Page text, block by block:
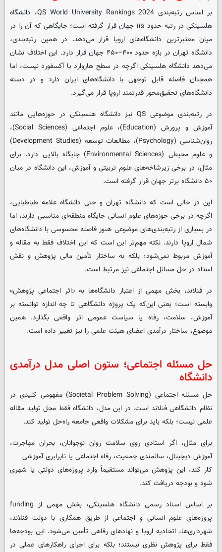
بر اساس رتبه‌بندی QS World University Rankings 2024، دانشگاه
هلسینکی در رتبه حدود ۱۱۵ جهان قرار گرفته است؛ جایگاهی که آن را در
میان معتبرترین دانشگاه‌های اروپا قرار می‌دهد. در همین رتبه‌بندی،
دانشگاه تهران در بازه حدود ۴۰۰–۴۵۰ جهان قرار دارد. این اختلاف نشان
می‌دهد دانشگاه هلسینکی اگرچه در سطح هاروارد یا آکسفورد نیست، اما
همچنان فاصله قابل توجهی با دانشگاه‌های ایران دارد و در دسته
دانشگاه‌های تحقیق‌محور قدرتمند اروپا قرار می‌گیرد.
در رتبه‌بندی موضوعی QS نیز دانشگاه هلسینکی در حوزه‌هایی مانند
آموزش و پرورش (Education)، علوم اجتماعی (Social Sciences)،
روان‌شناسی (Psychology)، مطالعات توسعه (Development Studies)
و علوم محیطی (Environmental Sciences) جایگاه بالایی دارد. برای
مثال، در برخی زیرشاخه‌های علوم تربیتی و آموزش، این دانشگاه در میان
۵۰ دانشگاه برتر جهان قرار گرفته است.
این در حالی است که دانشگاه تهران و حتی دانشگاه علامه طباطبایی،
اگرچه در برخی حوزه‌های علوم انسانی جایگاه منطقه‌ای مناسبی دارند، اما
در بسیاری از رتبه‌بندی‌های موضوعی هنوز فاصله محسوسی با دانشگاه‌های
شمال اروپا دارند. نکته مهم‌تر این است که این اختلاف فقط به مقاله و
آموزش مربوط نمی‌شود؛ بلکه به ساختار تأمین مالی پژوهش و نقش
استاد در حل مسائل اجتماعی نیز مرتبط است.
در فنلاند، بخش مهمی از اعتبار دانشگاه‌ها به «اثر اجتماعی پژوهش»
وابسته است؛ یعنی این‌که یک پروژه دانشگاهی تا چه اندازه توانسته بر
آموزش، سلامت، رفاه یا سیاست عمومی اثر واقعی بگذارد. همین
موضوع، ساختار درآمدی اعضای هیئت علمی را نیز تغییر داده است.
حل مسئله اجتماعی؛ ستون اصلی مدل درآمدی
دانشگاه
حل مسئله اجتماعی (Societal Problem Solving) مفهومی کلیدی در
نظام دانشگاهی فنلاند است. در این مدل، دانشگاه فقط محل تولید مقاله
علمی نیست؛ بلکه باید برای مشکلات واقعی جامعه راه‌حل تولید کند.
برای مثال، اگر استادی روی سلامت روان نوجوانان، بحران مهاجرت،
آموزش دیجیتال، سالمندی جمعیت، رفاه اجتماعی یا نابرابری آموزشی
کار کند، این پژوهش می‌تواند مستقیماً وارد پروژه‌های دولتی یا شهری
شود و بودجه دریافت کند.
بر اساس اسناد رسمی دانشگاه هلسینکی، بخش مهمی از funding
پروژه‌های علوم انسانی و اجتماعی از طریق همکاری با دولت فنلاند،
شهرداری‌ها، اتحادیه اروپا و نهادهای رفاهی تأمین می‌شود. این بودجه‌ها
فقط برای پژوهش نظری نیستند؛ بلکه برای اجرای راهکارهای عملی در